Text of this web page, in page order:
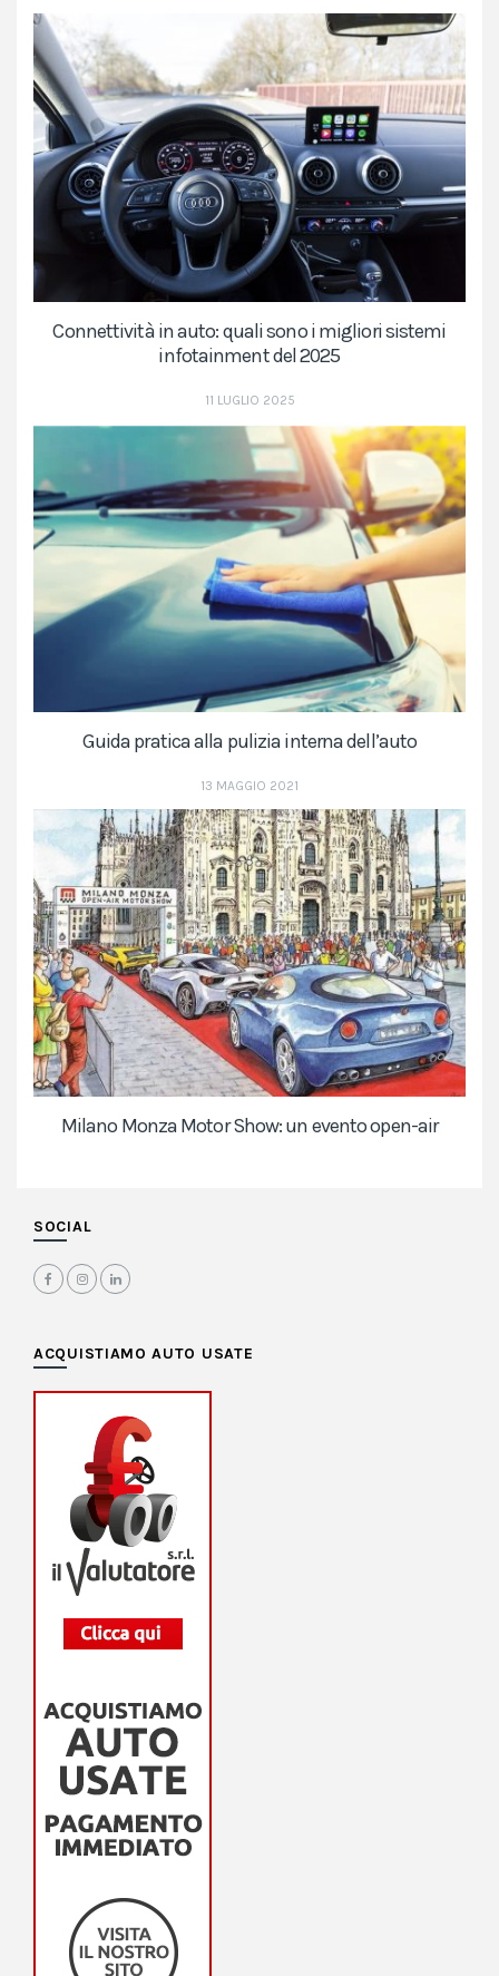
Connettività in auto: quali sono i migliori sistemi
infotainment del 2025
11 LUGLIO 2025
Guida pratica alla pulizia interna dell’auto
13 MAGGIO 2021
Milano Monza Motor Show: un evento open-air
SOCIAL
ACQUISTIAMO AUTO USATE